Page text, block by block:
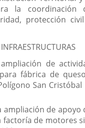
la coordinación
protección
de
fábrica de
San Cristóbal
ampliación de apoyo
factoría de motores